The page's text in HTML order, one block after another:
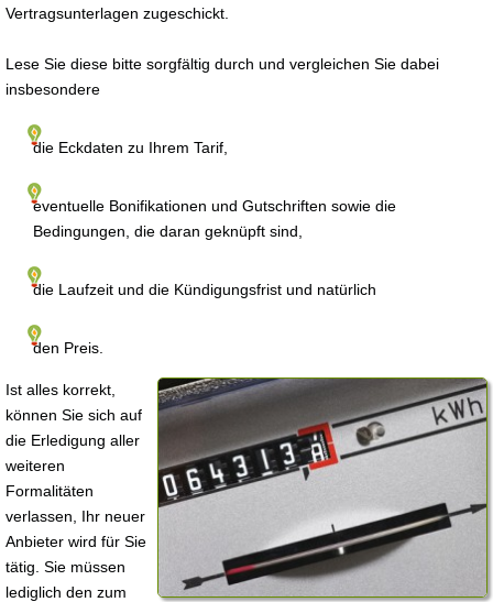
Vertragsunterlagen zugeschickt.
Lese Sie diese bitte sorgfältig durch und vergleichen Sie dabei
insbesondere
die Eckdaten zu Ihrem Tarif,
eventuelle Bonifikationen und Gutschriften sowie die
Bedingungen, die daran geknüpft sind,
die Laufzeit und die Kündigungsfrist und natürlich
den Preis.
Ist alles korrekt,
können Sie sich auf
die Erledigung aller
weiteren
Formalitäten
verlassen, Ihr neuer
Anbieter wird für Sie
tätig. Sie müssen
lediglich den zum